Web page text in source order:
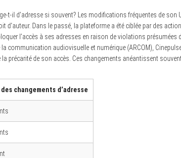
t-il d’adresse si souvent? Les modifications fréquentes de son
d’auteur. Dans le passé, la plateforme a été ciblée par des
l’accès à ses adresses en raison de violations présumées
la communication audiovisuelle et numérique (ARCOM),
précarité de son accès. Ces changements anéantissent souvent
changements d’adresse